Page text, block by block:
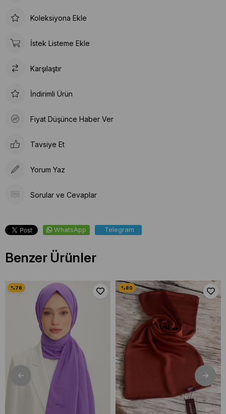
Koleksiyona Ekle
İstek Listeme Ekle
Karşılaştır
İndirimli Ürün
Fiyat Düşünce Haber Ver
Tavsiye Et
Yorum Yaz
Sorular ve Cevaplar
WhatsApp Telegram
Benzer Ürünler